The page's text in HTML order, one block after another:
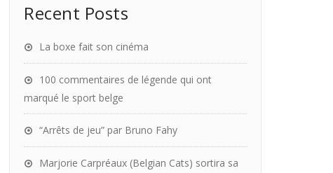
Recent Posts
La boxe fait son cinéma
100 commentaires de légende qui ont
marqué le sport belge
“Arrêts de jeu” par Bruno Fahy
Marjorie Carpréaux (Belgian Cats) sortira sa